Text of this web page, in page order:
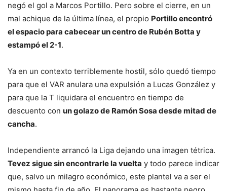
negó el gol a Marcos Portillo. Pero sobre el cierre, en un
mal achique de la última línea, el propio Portillo encontró
el espacio para cabecear un centro de Rubén Botta y
estampó el 2-1.
Ya en un contexto terriblemente hostil, sólo quedó tiempo
para que el VAR anulara una expulsión a Lucas González y
para que la T liquidara el encuentro en tiempo de
descuento con un golazo de Ramón Sosa desde mitad de
cancha.
Independiente arrancó la Liga dejando una imagen tétrica.
Tevez sigue sin encontrarle la vuelta y todo parece indicar
que, salvo un milagro económico, este plantel va a ser el